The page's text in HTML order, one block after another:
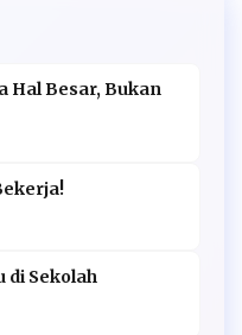
Hal Besar, Bukan
di Sekolah